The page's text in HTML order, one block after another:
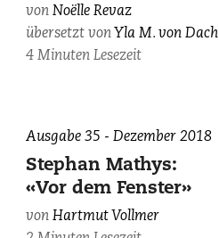
von
Sébastien
Agnetti
vonNoëlle Revaz
übersetzt von Yla M. von Dach
4 Minuten Lesezeit
Ausgabe 35 - Dezember 2018
Stephan Mathys:
«Vor dem Fenster»
vonHartmut Vollmer